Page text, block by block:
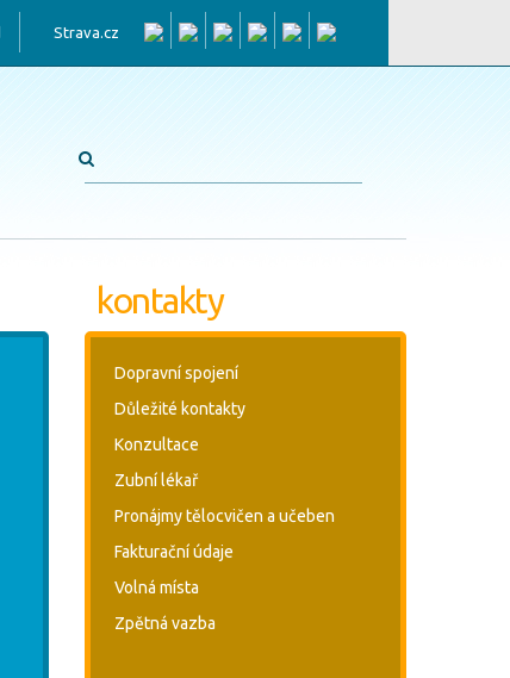
Strava.cz
kontakty
Dopravní spojení
Důležité kontakty
Konzultace
Zubní lékař
Pronájmy tělocvičen a učeben
Fakturační údaje
Volná místa
Zpětná vazba